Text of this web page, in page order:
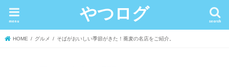
やつログ search
menu
HOME グルメ そばがおいしい季節がきた！蕎麦の名店をご紹介。